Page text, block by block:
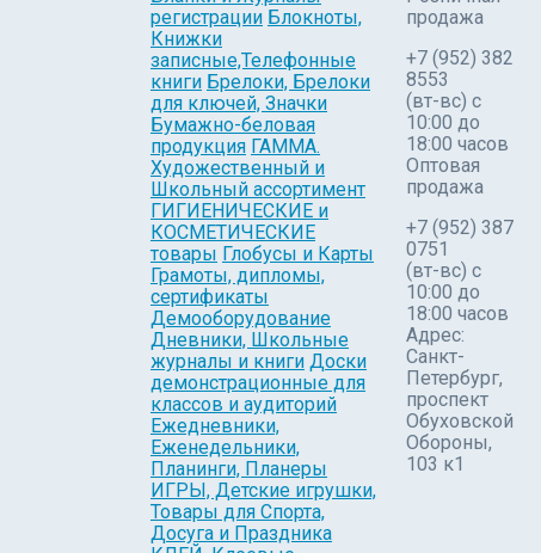
регистрации Блокноты,
Книжки
записные,Телефонные
книги Брелоки, Брелоки
для ключей, Значки
Бумажно-беловая
продукция ГАММА.
Художественный и
Школьный ассортимент
ГИГИЕНИЧЕСКИЕ и
КОСМЕТИЧЕСКИЕ
товары Глобусы и Карты
Грамоты, дипломы,
сертификаты
Демооборудование
Дневники, Школьные
журналы и книги Доски
демонстрационные для
классов и аудиторий
Ежедневники,
Еженедельники,
Планинги, Планеры
ИГРЫ, Детские игрушки,
Товары для Спорта,
Досуга и Праздника
продажа
+7 (952) 382
8553
(вт-вс) c
10:00 до
18:00 часов
Оптовая
продажа
+7 (952) 387
0751
(вт-вс) с
10:00 до
18:00 часов
Адрес:
Санкт-
Петербург,
проспект
Обуховской
Обороны,
103 к1